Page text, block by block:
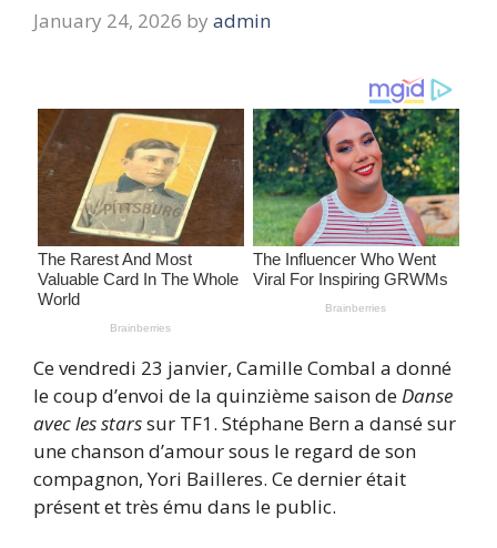
January 24, 2026 by admin
Ce vendredi 23 janvier, Camille Combal a donné
le coup d’envoi de la quinzième saison deDanse
avec les starssur TF1. Stéphane Bern a dansé sur
une chanson d’amour sous le regard de son
compagnon, Yori Bailleres. Ce dernier était
présent et très ému dans le public.